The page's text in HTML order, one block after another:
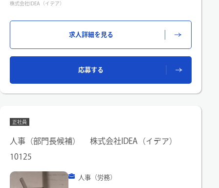
仕組みづくりにも積極的に関われるのが魅力です。変化と成長
ています。
度の高い事業を展開しています。今回の募集は、この安定した
(1)業務委託者の支払業務及び明細作成
(4)評価表設定、評価点回収業務
(5)社保得喪失手続きに関する外部の社会保険労務士とのやり取
(8)労災・傷病手当金手続き対応・各種証明書類作成
※入社後は業務レベルに合わせて段階的に業務をお任せしま
す。
※給与業務は別担当が居る為、給与業務は業務外となります。
株式会社IDEA（イデア）
求人詳細を見る
応募する
正社員
人事（部門長候補） 株式会社IDEA（イデア）
10125
人事（労務）